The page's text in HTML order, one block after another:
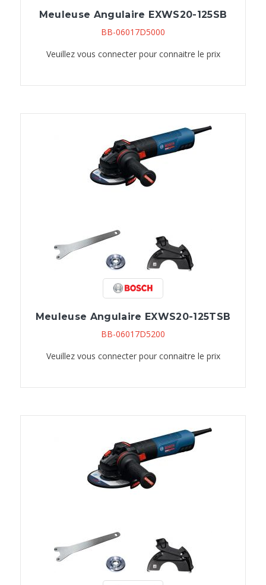
Meuleuse Angulaire EXWS20-125SB
BB-06017D5000
Veuillez vous connecter pour connaitre le prix
Meuleuse Angulaire EXWS20-125TSB
BB-06017D5200
Veuillez vous connecter pour connaitre le prix